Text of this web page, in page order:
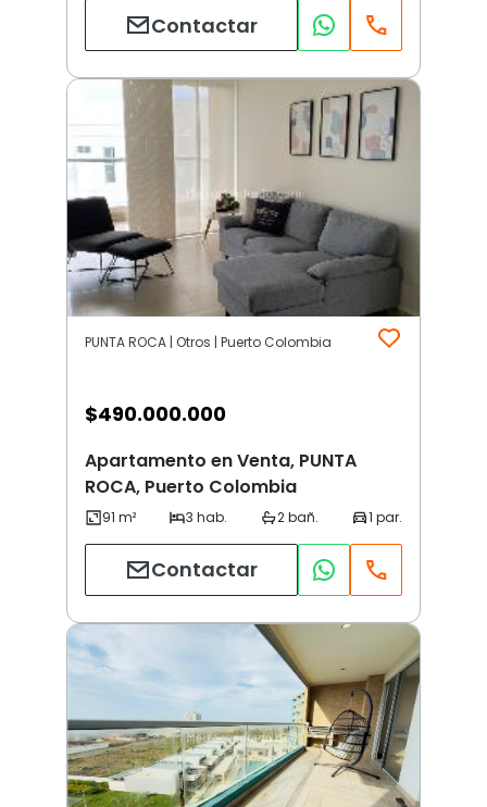
Contactar
PUNTA ROCA | Otros | Puerto Colombia
$490.000.000
Apartamento en Venta, PUNTA
ROCA, Puerto Colombia
Contactar